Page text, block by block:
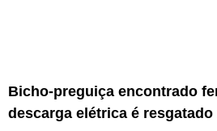
Bicho-preguiça encontrado
descarga elétrica é